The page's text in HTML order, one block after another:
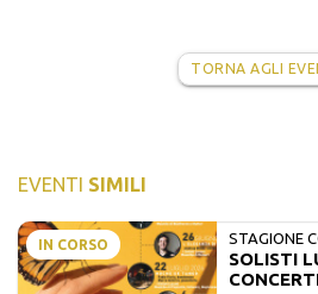
TORNA AGLI
EVENTI SIMILI
IN CORSO
STAGIONE
MATE E
SOLISTI